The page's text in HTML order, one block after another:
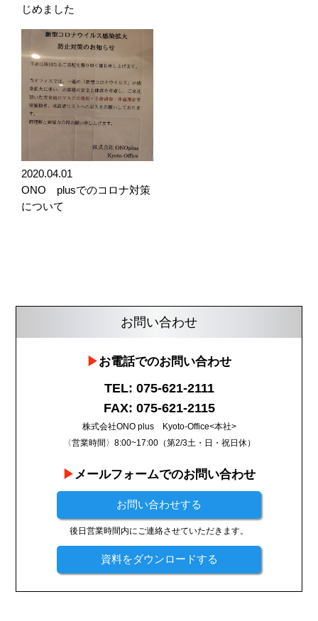
じめました
2020.04.01
ONO plusでのコロナ対策
について
お問い合わせ
お電話でのお問い合わせ
TEL: 075-621-2111
FAX: 075-621-2115
株式会社ONO plus Kyoto-Office<本社>
〈営業時間〉8:00~17:00（第2/3土・日・祝日休）
メールフォームでのお問い合わせ
お問い合わせする
後日営業時間内にご連絡させていただきます。
資料をダウンロードする